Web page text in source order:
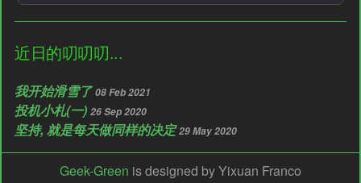
近日的叨叨叨...
我开始滑雪了08 Feb 2021
投机小札(一) 26 Sep 2020
坚持, 就是每天做同样的决定29 May 2020
Geek-Green is designed by Yixuan Franco